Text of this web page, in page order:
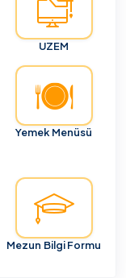
UZEM
Yemek Menüsü
Mezun Bilgi Formu